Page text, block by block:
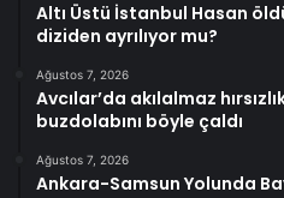
Altı Üstü İstanbul Hasan
diziden ayrılıyor mu?
Ağustos 7, 2026
Avcılar’da akılalmaz
buzdolabını böyle çaldı
Ağustos 7, 2026
Ankara-Samsun Yolunda